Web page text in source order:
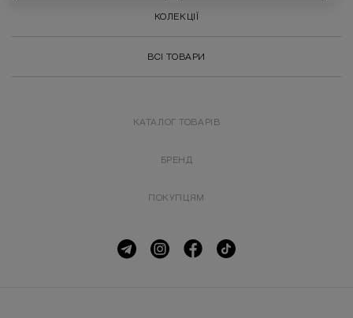
КОЛЕКЦІЇ
ВСІ ТОВАРИ
КАТАЛОГ ТОВАРІВ
БРЕНД
ПОКУПЦЯМ